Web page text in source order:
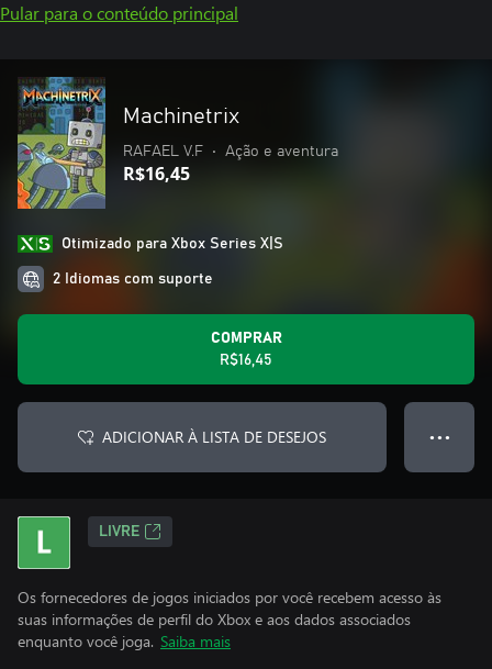
Pular para o conteúdo principal
Machinetrix
RAFAEL V.F • Ação e aventura
R$16,45
Otimizado para Xbox Series X|S
2 Idiomas com suporte
COMPRAR
R$16,45
ADICIONAR À LISTA DE DESEJOS ● ● ●
LIVRE
Os fornecedores de jogos iniciados por você recebem acesso às
suas informações de perfil do Xbox e aos dados associados
enquanto você joga. Saiba mais